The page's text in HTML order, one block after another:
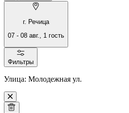
г. Речица
07 - 08 авг., 1 гость
Фильтры
Улица: Молодежная ул.